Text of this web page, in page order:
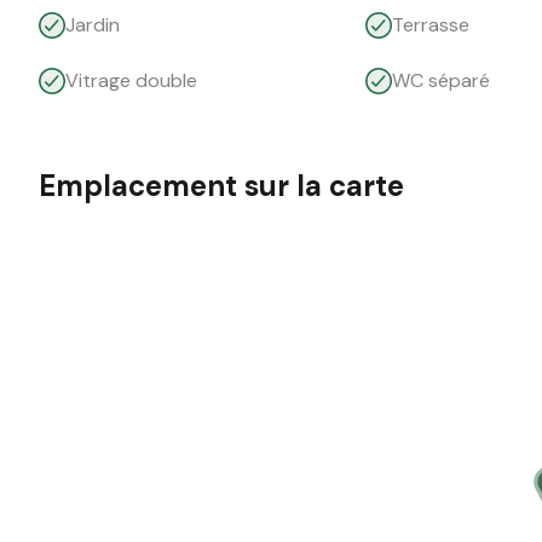
Jardin Terrasse
Vitrage double WC séparé
Emplacement sur la carte